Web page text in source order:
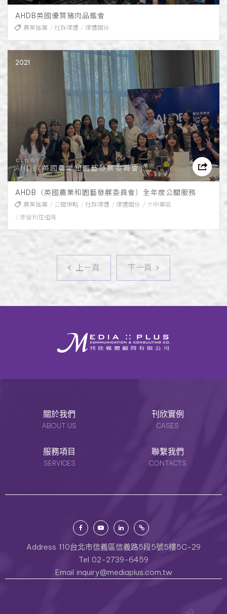
AHDB英國優質豬肉品鑑會
農業推廣 社群媒體 媒體關係
2021
AHDB(英國農業和園藝發展委員會)
AHDB（英國農業和園藝發展委員會）全年度公關服務
農業推廣 公關策略 社群媒體 媒體關係
大中華區
非營利性組織
上一頁上一頁 下一頁
關於我們
ABOUT US
刊欣實例
CASES
服務項目
SERVICES
聯繫我們
CONTACTS
Address 110台北市信義區信義路5段5號5樓5C-29
Tel 02-2739-6459
Email inquiry@mediaplus.com.tw